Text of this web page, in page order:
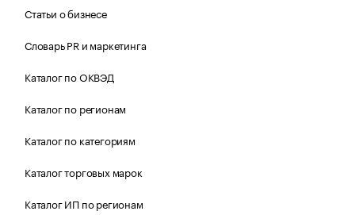
Статьи о бизнесе
Словарь PR и маркетинга
Каталог по ОКВЭД
Каталог по регионам
Каталог по категориям
Каталог торговых марок
Каталог ИП по регионам